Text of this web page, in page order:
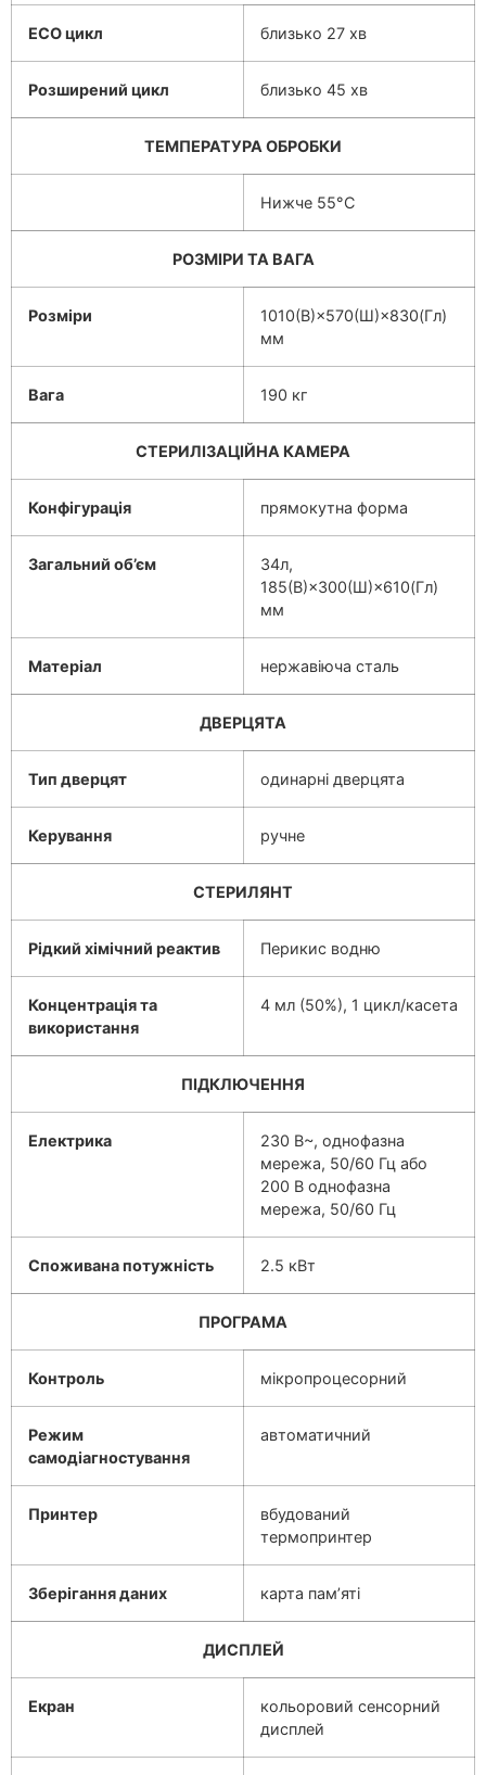
ECOцикл близько 27 хв
Розширений цикл близько 45 хв
ТЕМПЕРАТУРА ОБРОБКИ
Нижче 55°С
РОЗМІРИ ТА ВАГА
Розміри
1010(В)×570(Ш)×830(Гл)
мм
Вага 190 кг
СТЕРИЛІЗАЦІЙНА КАМЕРА
Конфігурація прямокутна форма
Загальний об’єм
34л,
185(В)×300(Ш)×610(Гл)
мм
Матеріал нержавіюча сталь
ДВЕРЦЯТА
Тип дверцят одинарні дверцята
Керування ручне
СТЕРИЛЯНТ
Рідкий хімічний реактив Перикис водню
Концентрація та
використання
4 мл (50%), 1 цикл/касета
ПІДКЛЮЧЕННЯ
Електрика
230 В~, однофазна
мережа, 50/60 Гц або
200 В однофазна
мережа, 50/60 Гц
Споживана потужність 2.5 кВт
ПРОГРАМА
Контроль мікропроцесорний
Режим
самодіагностування
автоматичний
Принтер
вбудований
термопринтер
Зберігання даних карта пам’яті
ДИСПЛЕЙ
Екран
кольоровий сенсорний
дисплей